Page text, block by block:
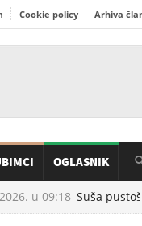
Cookie policy Arhiva
OGLASNIK
u 09:18 Suša pustoši